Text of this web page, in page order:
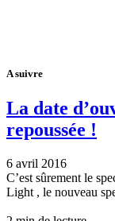
A suivre
La date
repoussée !
6 avril 2016
C’est sûrement le
Light , le nouveau